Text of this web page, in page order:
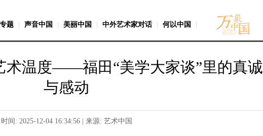
专题 声音中国 美丽中国 中外艺术家对话 何以中国
术温度——福田“美学大家谈”里的真诚
与感动
时间: 2025-12-04 16:34:56 | 来源: 艺术中国